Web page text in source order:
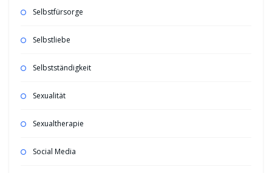
Selbstfürsorge
Selbstliebe
Selbstständigkeit
Sexualität
Sexualtherapie
Social Media